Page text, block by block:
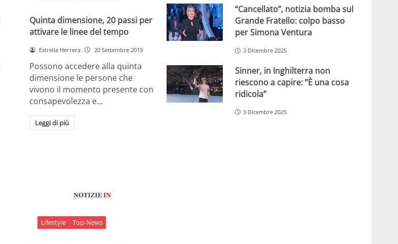
Quinta dimensione, 20 passi per
attivare le linee del tempo
Estrella Herrera 20 Settembre 2019
Possono accedere alla quinta
dimensione le persone che
vivono il momento presente con
consapevolezza e…
Leggi di più
Lifestyle Top-News
“Cancellato”, notizia bomba sul
Grande Fratello: colpo basso
per Simona Ventura
3 Dicembre 2025
Sinner, in Inghilterra non
riescono a capire: ”È una cosa
ridicola”
3 Dicembre 2025